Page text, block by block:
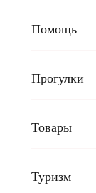
Помощь
Прогулки
Товары
Туризм